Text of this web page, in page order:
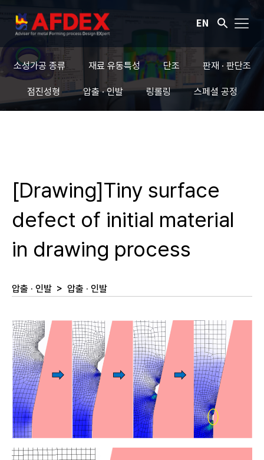
EN
소성가공 종류 재료 유동특성 단조 판재 · 판단조
점진성형 압출 · 인발 링롤링 스페셜 공정
[Drawing]Tiny surface
defect of initial material
in drawing process
압출 · 인발 > 압출 · 인발